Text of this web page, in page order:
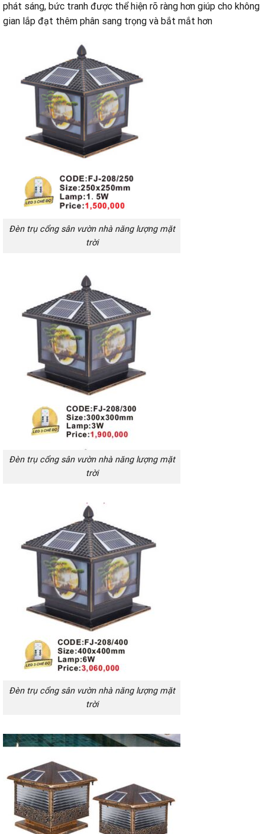
phát sáng, bức tranh được thể hiện rõ ràng hơn giúp cho không
gian lắp đạt thêm phân sang trọng và bắt mắt hơn
Đèn trụ cổng sân vườn nhà năng lượng mặt
trời
Đèn trụ cổng sân vườn nhà năng lượng mặt
trời
Đèn trụ cổng sân vườn nhà năng lượng mặt
trời